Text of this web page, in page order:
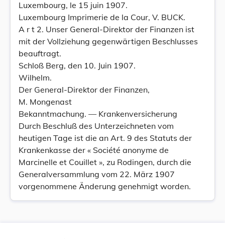
Luxembourg, le 15 juin 1907.
Luxembourg Imprimerie de la Cour, V. BUCK.
A r t 2. Unser General-Direktor der Finanzen ist
mit der Vollziehung gegenwärtigen Beschlusses
beauftragt.
Schloß Berg, den 10. Juin 1907.
Wilhelm.
Der General-Direktor der Finanzen,
M. Mongenast
Bekanntmachung. — Krankenversicherung
Durch Beschluß des Unterzeichneten vom
heutigen Tage ist die an Art. 9 des Statuts der
Krankenkasse der « Société anonyme de
Marcinelle et Couillet », zu Rodingen, durch die
Generalversammlung vom 22. März 1907
vorgenommene Änderung genehmigt worden.